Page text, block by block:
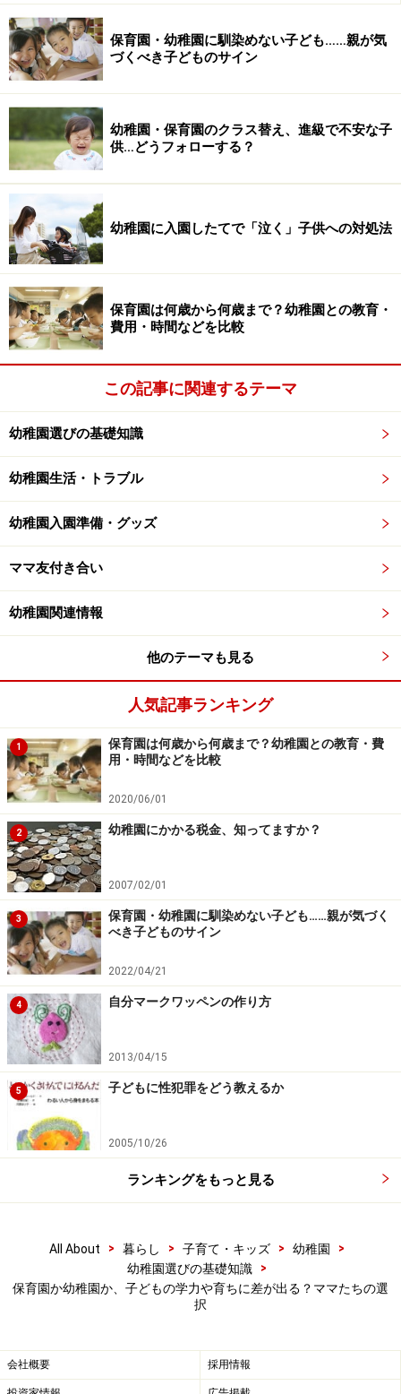
親がしっかりとしていれば、子どもはそれなりに育ちま
す。逆に一般的に良いとされる幼稚園・保育園に子ども
を通わせていたとしても、親の関わりが不適切であれ
ば、子どもの育ちが上手くいかないということはよく見
られます。
幼稚園か保育園の違いより、その園の特色
の違いが大きい
幼稚園・保育園のそれぞれの園の特色は子どもに大きな影響
を与える
りも、その園の特色による違いが大きいとも感じていま
した。日本では、北海道から沖縄まで公立の小学校があ
習指導要領など）によって運営されており、基本的には
同じような感じで日々の学校教育活動が行われていま
す。
しかし、幼稚園・保育園の場合は私立の園も多く、それ
も重要であり、入園者を確保するために他との違いを打
ちだそうとする園も多くなっています。
「自然との触れ合いを大事にし、野山を駆け回ることを
「異文化との触れ合い、英語でのコミュニケーションを
大事にする園」
「器械体操に力を入れ、全ての子どもが逆立ちができ、
とび箱がとべることを目指す園」
「自主性を重視し、それぞれの子どもが自分の取り組み
たいことにとことん取り組ませる園」
このように園によって様々な特徴があります。こういっ
た違いが子どもの育ちに影響を与えることもあるでしょ
う。しかしどれかが正しく、どれかが間違っているとい
うものではありません。大切なのは、通う園の特色と子
どもの個性（性格など）が合うかどうかということで
す。
園の特色とその子どもが合わなかった場合、残念ながら
良い育ちには繋がらないことが少なくありません。入園
するにあたっては、その園の一般的な評価も大事なので
すが、園の特徴が自分の子どもの特性（性格）と合って
いるかどうかを考えることも重要になります。
幼保小の接続では、どちらにも良さがある
給食は小学校入学時のトラブルになりやすい
保育園・幼稚園に馴染めない子ども……親が気
づくべき子どものサイン
幼稚園・保育園のクラス替え、進級で不安な子
供…どうフォローする？
幼稚園に入園したてで「泣く」子供への対処法
保育園は何歳から何歳まで？幼稚園との教育・
費用・時間などを比較
この記事に関連するテーマ
幼稚園選びの基礎知識
幼稚園生活・トラブル
幼稚園入園準備・グッズ
ママ友付き合い
幼稚園関連情報
他のテーマも見る
人気記事ランキング
1
保育園は何歳から何歳まで？幼稚園との教育・費
用・時間などを比較
2020/06/01
2 幼稚園にかかる税金、知ってますか？
2007/02/01
3
保育園・幼稚園に馴染めない子ども……親が気づく
べき子どものサイン
2022/04/21
4 自分マークワッペンの作り方
2013/04/15
5 子どもに性犯罪をどう教えるか
2005/10/26
ランキングをもっと見る
All About > 暮らし > 子育て・キッズ > 幼稚園
>
幼稚園選びの基礎知識
>
保育園か幼稚園か、子どもの学力や育ちに差が出る？ママたちの選
択
会社概要 採用情報